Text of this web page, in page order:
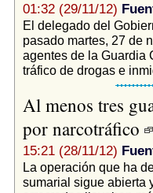
01:32 (29/11/12)
El delegado del
pasado martes, 27 de
agentes de la Guardia
tráfico de drogas e
Al menos tres
por narcotráfico
15:21 (28/11/12)
La operación que ha
sumarial sigue abierta